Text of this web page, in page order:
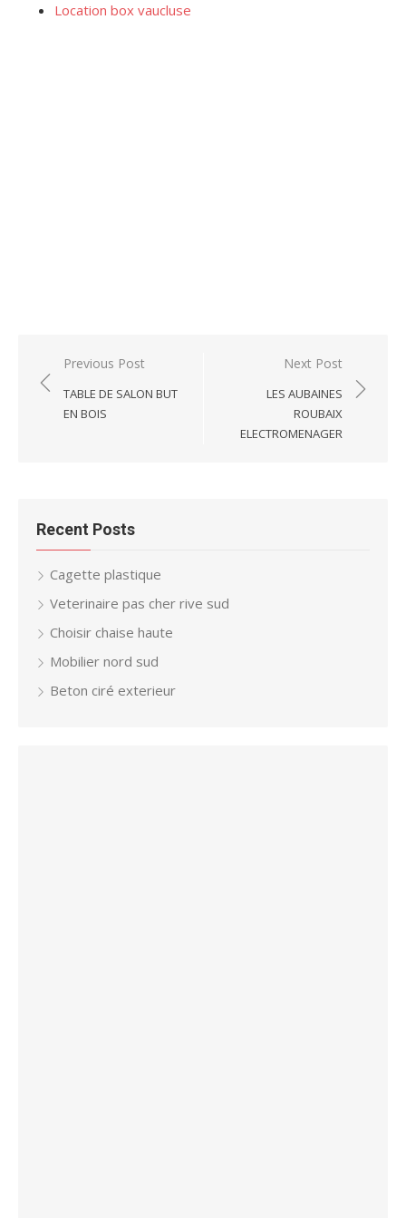
Location box vaucluse
Post
navigation
Previous Post
TABLE DE SALON BUT
EN BOIS
Next Post
LES AUBAINES
ROUBAIX
ELECTROMENAGER
Recent Posts
Cagette plastique
Veterinaire pas cher rive sud
Choisir chaise haute
Mobilier nord sud
Beton ciré exterieur